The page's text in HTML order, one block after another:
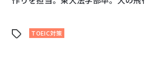
TOEIC対策